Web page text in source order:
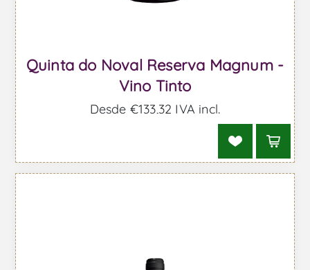
Quinta do Noval Reserva Magnum -
Vino Tinto
Desde €133,32 IVA incl.